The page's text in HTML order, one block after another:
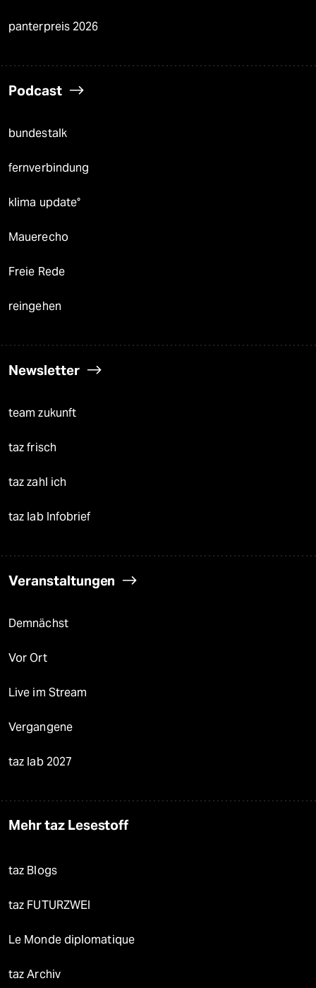
panterpreis 2026
Podcast
bundestalk
fernverbindung
klima update°
Mauerecho
Freie Rede
reingehen
Newsletter
team zukunft
taz frisch
taz zahl ich
taz lab Infobrief
Veranstaltungen
Demnächst
Vor Ort
Live im Stream
Vergangene
taz lab 2027
Mehr taz Lesestoff
taz Blogs
taz FUTURZWEI
Le Monde diplomatique
taz Archiv